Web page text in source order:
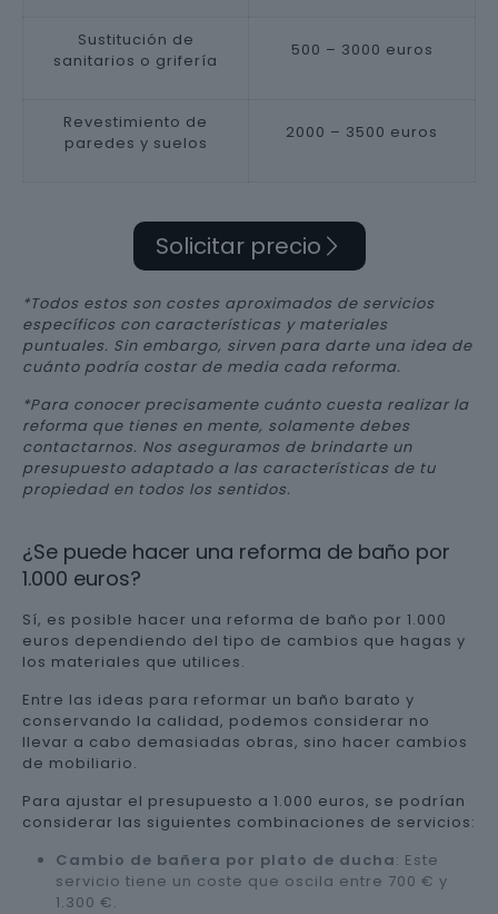
Sustitución de
sanitarios o grifería
500 – 3000 euros
Revestimiento de
paredes y suelos
2000 – 3500 euros
Solicitar precio
*Todos estos son costes aproximados de servicios
específicos con características y materiales
puntuales. Sin embargo, sirven para darte una idea de
cuánto podría costar de media cada reforma.
*Para conocer precisamente cuánto cuesta realizar la
reforma que tienes en mente, solamente debes
contactarnos. Nos aseguramos de brindarte un
presupuesto adaptado a las características de tu
propiedad en todos los sentidos.
¿Se puede hacer una reforma de baño por
1.000 euros?
Sí, es posible hacer una reforma de baño por 1.000
euros dependiendo del tipo de cambios que hagas y
los materiales que utilices.
Entre las ideas para reformar un baño barato y
conservando la calidad, podemos considerar no
llevar a cabo demasiadas obras, sino hacer cambios
de mobiliario.
Para ajustar el presupuesto a 1.000 euros, se podrían
considerar las siguientes combinaciones de servicios:
Cambio de bañera por plato de ducha: Este
servicio tiene un coste que oscila entre 700 € y
1.300 €.